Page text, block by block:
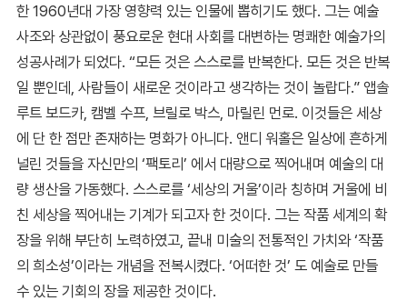
한 1960년대 가장 영향력 있는 인물에 뽑히기도 했다. 그는 예술
사조와 상관없이 풍요로운 현대 사회를 대변하는 명쾌한 예술가의
성공사례가 되었다. “모든 것은 스스로를 반복한다. 모든 것은 반복
일 뿐인데, 사람들이 새로운 것이라고 생각하는 것이 놀랍다.” 앱솔
루트 보드카, 캠벨 수프, 브릴로 박스, 마릴린 먼로. 이것들은 세상
에 단 한 점만 존재하는 명화가 아니다. 앤디 워홀은 일상에 흔하게
널린 것들을 자신만의 ‘팩토리’ 에서 대량으로 찍어내며 예술의 대
량 생산을 가동했다. 스스로를 ‘세상의 거울’이라 칭하며 거울에 비
친 세상을 찍어내는 기계가 되고자 한 것이다. 그는 작품 세계의 확
장을 위해 부단히 노력하였고, 끝내 미술의 전통적인 가치와 ‘작품
의 희소성’이라는 개념을 전복시켰다. ‘어떠한 것’ 도 예술로 만들
수 있는 기회의 장을 제공한 것이다.